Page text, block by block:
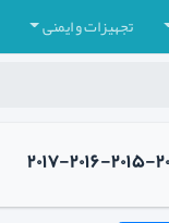
تجهیزات و ایمنی